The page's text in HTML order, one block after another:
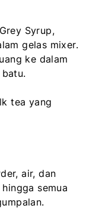
Syrup,
gelas mixer.
ke dalam
tea yang
air, dan
semua